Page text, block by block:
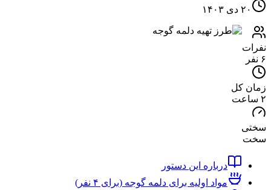
درباره این دستور
مواد اولیه برای دلمه گوجه (برای ۴ نفر)